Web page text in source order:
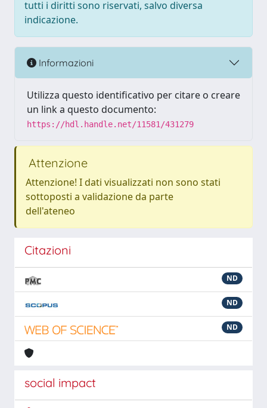
tutti i diritti sono riservati, salvo diversa
indicazione.
Informazioni
Utilizza questo identificativo per citare o creare
un link a questo documento:
https://hdl.handle.net/11581/431279
Attenzione
Attenzione! I dati visualizzati non sono stati
sottoposti a validazione da parte
dell'ateneo
Citazioni
ND
ND
ND
social impact